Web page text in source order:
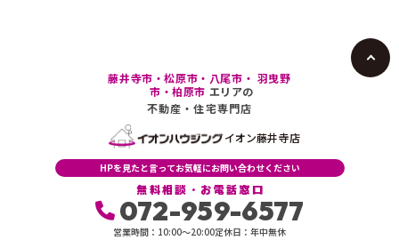
藤井寺市・松原市・八尾市・ 羽曳野
市・柏原市 エリアの
不動産・住宅専門店
イオン藤井寺店
HPを見たと言ってお気軽にお問い合わせください
無料相談・お電話窓口
072-959-6577
営業時間：10:00〜20:00定休日：年中無休